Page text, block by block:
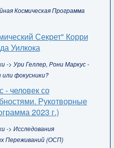
Космическая Программа
Секрет" Корри
Уилкока
-> Ури Геллер, Рони Маркус -
или фокусники?
- человек со
Рукотворные
2023 г.)
-> Исследования
Переживаний (ОСП)